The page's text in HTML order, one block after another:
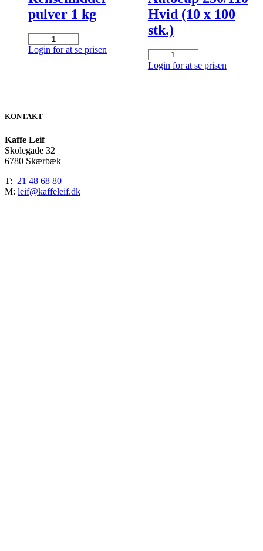
pulver 1 kg
Animo
Rensemiddel
Login for at se prisen
Hvid (10 x 100
stk.)
Skålfilter
Autocup
Login for at se prisen
KONTAKT
Kaffe Leif
Skolegade 32
6780 Skærbæk
T: 21 48 68 80
M: leif@kaffeleif.dk